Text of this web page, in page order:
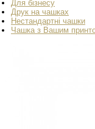
Для бізнесу
Друк на чашках
Нестандартні чашки
Чашка з Вашим